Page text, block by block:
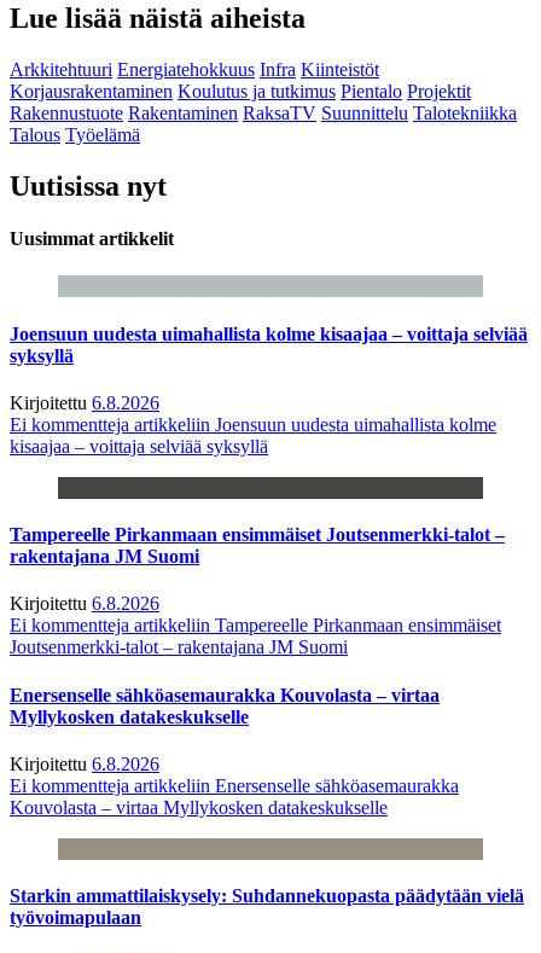
Lue lisää näistä aiheista
Arkkitehtuuri Energiatehokkuus Infra Kiinteistöt
Korjausrakentaminen Koulutus ja tutkimus Pientalo Projektit
Rakennustuote Rakentaminen RaksaTV Suunnittelu Talotekniikka
Talous Työelämä
Uutisissa nyt
Uusimmat artikkelit
Joensuun uudesta uimahallista kolme kisaajaa – voittaja selviää
syksyllä
Kirjoitettu 6.8.2026
Ei kommentteja artikkeliin Joensuun uudesta uimahallista kolme
kisaajaa – voittaja selviää syksyllä
Tampereelle Pirkanmaan ensimmäiset Joutsenmerkki-talot –
rakentajana JM Suomi
Kirjoitettu 6.8.2026
Ei kommentteja artikkeliin Tampereelle Pirkanmaan ensimmäiset
Joutsenmerkki-talot – rakentajana JM Suomi
Enersenselle sähköasemaurakka Kouvolasta – virtaa
Myllykosken datakeskukselle
Kirjoitettu 6.8.2026
Ei kommentteja artikkeliin Enersenselle sähköasemaurakka
Kouvolasta – virtaa Myllykosken datakeskukselle
Starkin ammattilaiskysely: Suhdannekuopasta päädytään vielä
työvoimapulaan